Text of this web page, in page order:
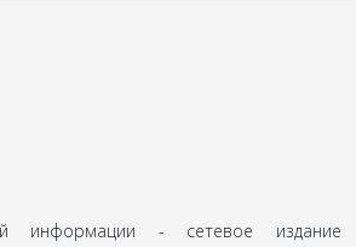
информации - сетевое издание